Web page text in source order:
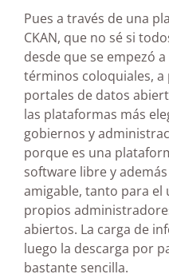
Pues a través de una
CKAN, que no sé si
desde que se empezó
términos coloquiales,
portales de datos
las plataformas más
gobiernos y
porque es una
software libre y
amigable, tanto para el
propios
abiertos. La carga de
luego la descarga por
bastante sencilla.